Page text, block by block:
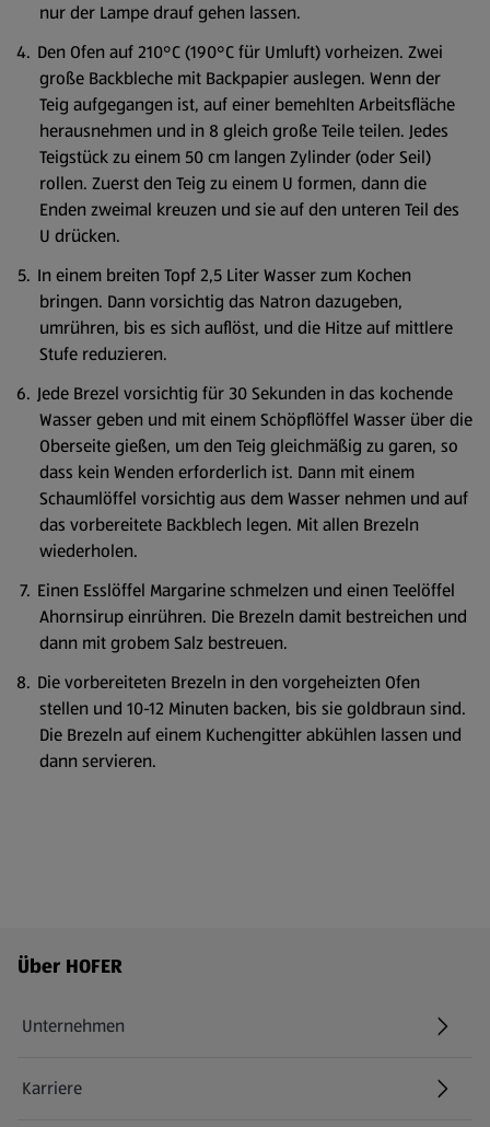
nur der Lampe drauf gehen lassen.
Den Ofen auf 210°C (190°C für Umluft) vorheizen. Zwei
große Backbleche mit Backpapier auslegen. Wenn der
Teig aufgegangen ist, auf einer bemehlten Arbeitsfläche
herausnehmen und in 8 gleich große Teile teilen. Jedes
Teigstück zu einem 50 cm langen Zylinder (oder Seil)
rollen. Zuerst den Teig zu einem U formen, dann die
Enden zweimal kreuzen und sie auf den unteren Teil des
U drücken.
In einem breiten Topf 2,5 Liter Wasser zum Kochen
bringen. Dann vorsichtig das Natron dazugeben,
umrühren, bis es sich auflöst, und die Hitze auf mittlere
Stufe reduzieren.
Jede Brezel vorsichtig für 30 Sekunden in das kochende
Wasser geben und mit einem Schöpflöffel Wasser über die
Oberseite gießen, um den Teig gleichmäßig zu garen, so
dass kein Wenden erforderlich ist. Dann mit einem
Schaumlöffel vorsichtig aus dem Wasser nehmen und auf
das vorbereitete Backblech legen. Mit allen Brezeln
wiederholen.
Einen Esslöffel Margarine schmelzen und einen Teelöffel
Ahornsirup einrühren. Die Brezeln damit bestreichen und
dann mit grobem Salz bestreuen.
Die vorbereiteten Brezeln in den vorgeheizten Ofen
stellen und 10-12 Minuten backen, bis sie goldbraun sind.
Die Brezeln auf einem Kuchengitter abkühlen lassen und
dann servieren.
Fußzeilenmenü - weitere Links
Über HOFER
Unternehmen
Karriere
(öffnet in einem neuen Tab)